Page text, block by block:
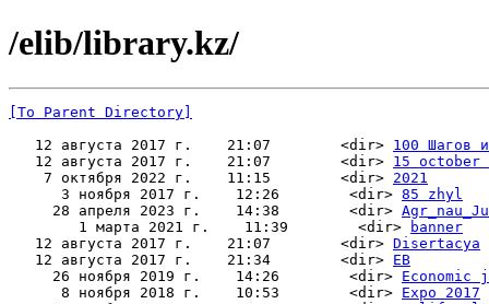
/elib/library.kz/
[To Parent Directory]
   12 августа 2017 г.    21:07        <dir>
100 Шагов
   12 августа 2017 г.    21:07        <dir>
15
    7 октября 2022 г.    11:15        <dir>
2021
      3 ноября 2017 г.    12:26        <dir>
85 zhyl
     28 апреля 2023 г.    14:38        <dir>
        1 марта 2021 г.    11:39        <dir>
banner
   12 августа 2017 г.    21:07        <dir>
Disertacya
   12 августа 2017 г.    21:34        <dir>
EB
     26 ноября 2019 г.    14:26        <dir>
Economic
      8 ноября 2018 г.    10:53        <dir>
Expo 2017